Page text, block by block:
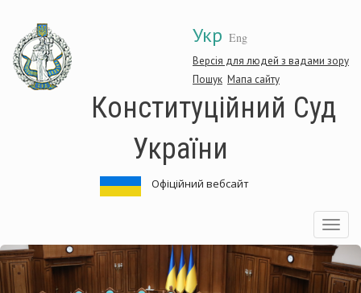
основного
матеріалу
Укр Eng
Версія для людей з вадами зору
Пошук Мапа сайту
Конституційний Суд
України
Офіційний вебсайт
Toggle